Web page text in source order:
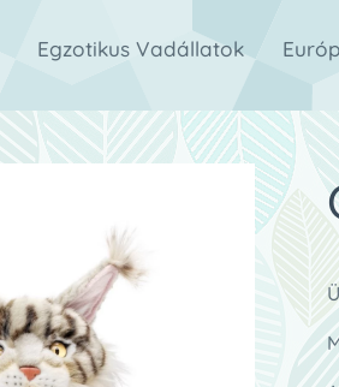
Egzotikus Vadállatok